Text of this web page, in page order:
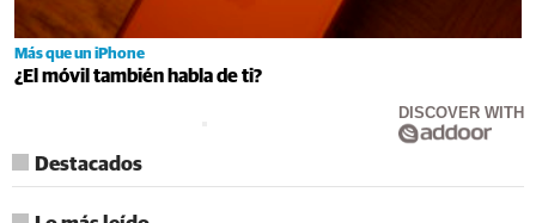
Más que un iPhone
¿El móvil también habla de ti?
DISCOVER WITH
Destacados